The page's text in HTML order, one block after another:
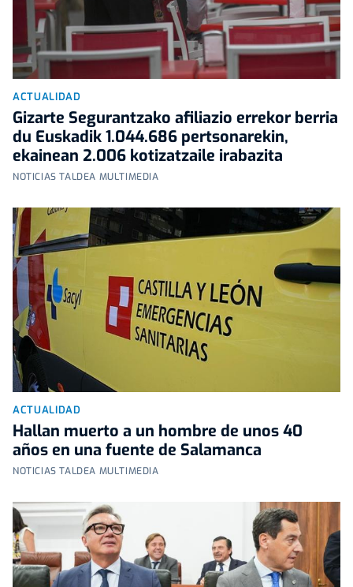
ACTUALIDAD
Gizarte Segurantzako afiliazio errekor berria
du Euskadik 1.044.686 pertsonarekin,
ekainean 2.006 kotizatzaile irabazita
NOTICIAS TALDEA MULTIMEDIA
ACTUALIDAD
Hallan muerto a un hombre de unos 40
años en una fuente de Salamanca
NOTICIAS TALDEA MULTIMEDIA